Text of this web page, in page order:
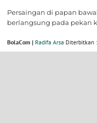
Persaingan di papan
berlangsung pada pekan
BolaCom | Radifa Arsa Diterbitkan